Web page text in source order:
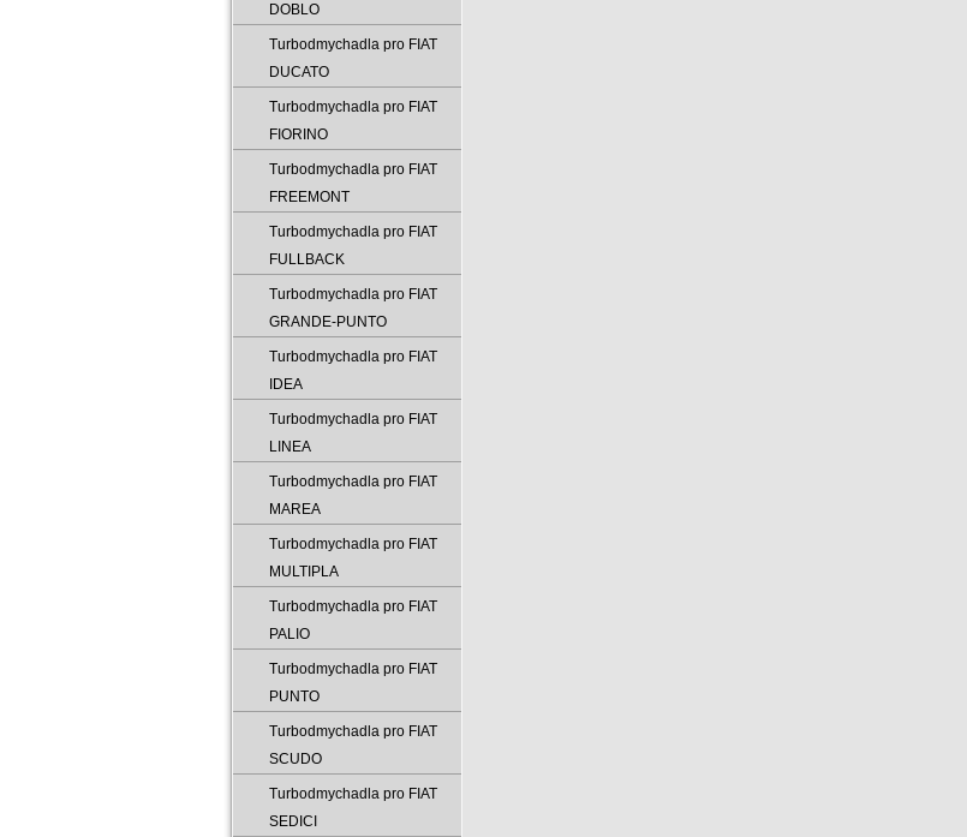
DOBLO
Turbodmychadla pro FIAT
DUCATO
Turbodmychadla pro FIAT
FIORINO
Turbodmychadla pro FIAT
FREEMONT
Turbodmychadla pro FIAT
FULLBACK
Turbodmychadla pro FIAT
GRANDE-PUNTO
Turbodmychadla pro FIAT
IDEA
Turbodmychadla pro FIAT
LINEA
Turbodmychadla pro FIAT
MAREA
Turbodmychadla pro FIAT
MULTIPLA
Turbodmychadla pro FIAT
PALIO
Turbodmychadla pro FIAT
PUNTO
Turbodmychadla pro FIAT
SCUDO
Turbodmychadla pro FIAT
SEDICI